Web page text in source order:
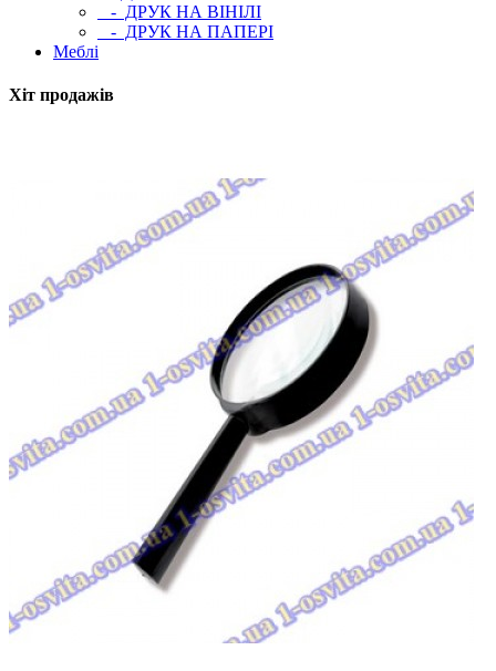
- ДРУК НА ВІНІЛІ
- ДРУК НА ПАПЕРІ
Меблі
Хіт продажів